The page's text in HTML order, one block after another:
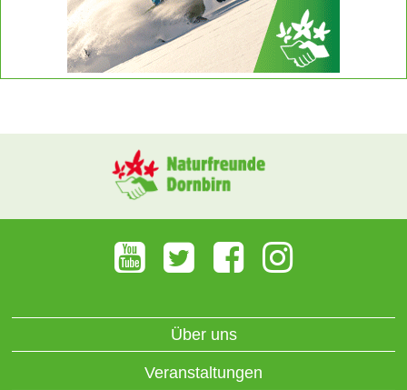
Über uns
Veranstaltungen